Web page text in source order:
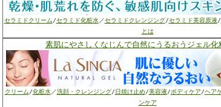
セラミドクリーム/セラミド化粧水／セラミドクレンジング/セラミド美容原液/
とは
素肌にやさしくなじんで自然にうるおうジェル化
クリーム/化粧水／洗顔・クレンジング/ 日焼け止め/美容液/ボディケア/ヘア
ンケア